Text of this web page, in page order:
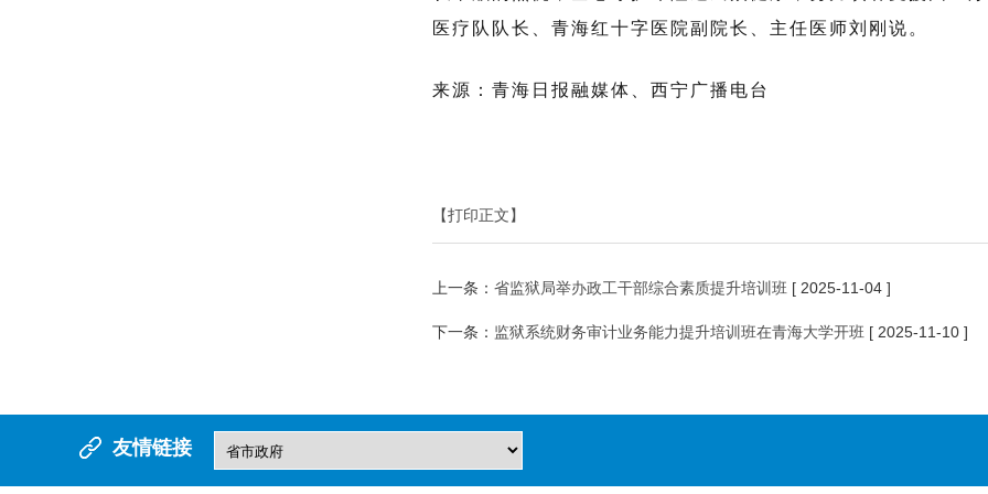
医疗队队长、青海红十字医院副院长、主任医师刘刚说。
来源：青海日报融媒体、西宁广播电台
【打印正文】
上一条： 省监狱局举办政工干部综合素质提升培训班 [ 2025-11-04 ]
下一条： 监狱系统财务审计业务能力提升培训班在青海大学开班 [ 2025-11-10 ]
友情链接